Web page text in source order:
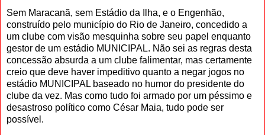
Sem Maracanã, sem Estádio da Ilha, e o Engenhão,
construído pelo município do Rio de Janeiro, concedido a
um clube com visão mesquinha sobre seu papel enquanto
gestor de um estádio MUNICIPAL. Não sei as regras desta
concessão absurda a um clube falimentar, mas certamente
creio que deve haver impeditivo quanto a negar jogos no
estádio MUNICIPAL baseado no humor do presidente do
clube da vez. Mas como tudo foi armado por um péssimo e
desastroso político como César Maia, tudo pode ser
possível.